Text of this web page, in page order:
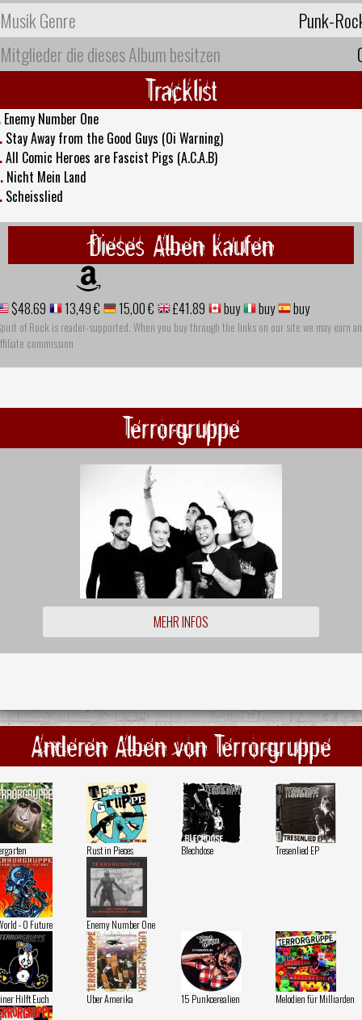
Musik Genre
Punk-
Mitglieder die dieses Album besitzen
Tracklist
Enemy Number One
Stay Away from the Good Guys (Oi Warning)
All Comic Heroes are Fascist Pigs (A.C.A.B)
Nicht Mein Land
Scheisslied
Dieses Alben kaufen
$48.69 13,49 € 15,00 € £41.89 buy buy buy
of Rock is reader-supported. When you buy through the links on our site we may earn an
commission
Terrorgruppe
MEHR INFOS
Anderen Alben von Terrorgruppe
Rust in Pieces Blechdose Tresenlied EP
- 0 Future Enemy Number One
Hilft Euch Uber Amerika 15 Punkcerealien Melodien für Milliarden